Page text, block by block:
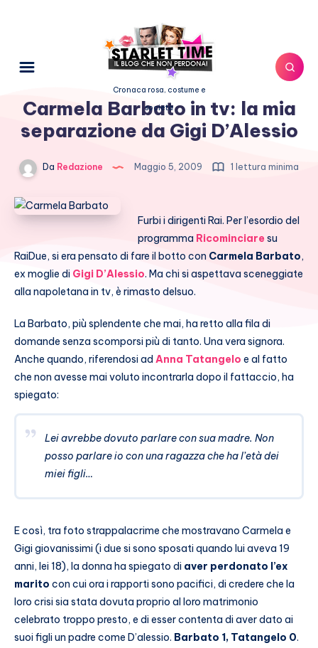
Cronaca rosa, costume e
società
Carmela Barbato in tv: la mia
separazione da Gigi D’Alessio
Da Redazione Maggio 5, 2009 1 lettura minima
Furbi i dirigenti Rai. Per l’esordio del
programma Ricominciare su
RaiDue, si era pensato di fare il botto con Carmela Barbato,
ex moglie di Gigi D’Alessio. Ma chi si aspettava sceneggiate
alla napoletana in tv, è rimasto delsuo.
La Barbato, più splendente che mai, ha retto alla fila di
domande senza scomporsi più di tanto. Una vera signora.
Anche quando, riferendosi ad Anna Tatangelo e al fatto
che non avesse mai voluto incontrarla dopo il fattaccio, ha
spiegato:
Lei avrebbe dovuto parlare con sua madre. Non
posso parlare io con una ragazza che ha l’età dei
miei figli…
E così, tra foto strappalacrime che mostravano Carmela e
Gigi giovanissimi (i due si sono sposati quando lui aveva 19
anni, lei 18), la donna ha spiegato di aver perdonato l’ex
marito con cui ora i rapporti sono pacifici, di credere che la
loro crisi sia stata dovuta proprio al loro matrimonio
celebrato troppo presto, e di esser contenta di aver dato ai
suoi figli un padre come D’alessio. Barbato 1, Tatangelo 0.